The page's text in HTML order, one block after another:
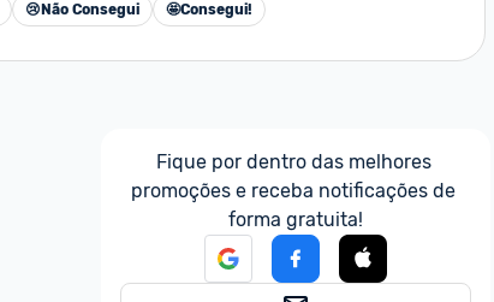
😢 Não Consegui 🤩Consegui!
Fique por dentro das melhores
promoções e receba notificações de
forma gratuita!